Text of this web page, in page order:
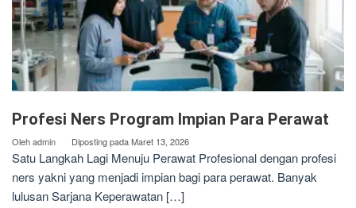
Profesi Ners Program Impian Para Perawat
Olehadmin Diposting padaMaret 13, 2026
Satu Langkah Lagi Menuju Perawat Profesional dengan profesi
ners yakni yang menjadi impian bagi para perawat. Banyak
lulusan Sarjana Keperawatan […]